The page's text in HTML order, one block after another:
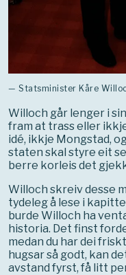
— Statsminister Kåre
Willoch går lenger i
fram at trass eller
idé, ikkje Mongstad,
staten skal styre eit
berre korleis det
Willoch skreiv desse
tydeleg å lese i
burde Willoch ha
historia. Det finst
medan du har dei
hugsar så godt, kan
avstand fyrst, få litt